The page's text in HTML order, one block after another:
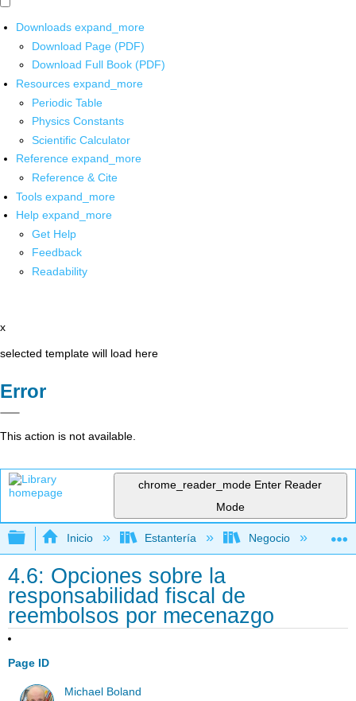
Downloads expand_more
Download Page (PDF)
Download Full Book (PDF)
Resources expand_more
Periodic Table
Physics Constants
Scientific Calculator
Reference expand_more
Reference & Cite
Tools expand_more
Help expand_more
Get Help
Feedback
Readability
x
selected template will load here
Error
This action is not available.
chrome_reader_mode Enter Reader
Mode
Expandir/contraer jerarquía global
Inicio Estantería Negocio
4.6: Opciones sobre la
responsabilidad fiscal de
reembolsos por mecenazgo
Page ID
Michael Boland